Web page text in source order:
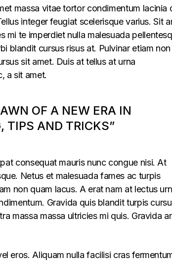
massa vitae tortor condimentum lacinia
integer feugiat scelerisque varius. Sit
te imperdiet nulla malesuada
blandit cursus risus at. Pulvinar etiam non
sit amet. Duis at tellus at urna
a sit amet.
OF A NEW ERA IN
TIPS AND TRICKS”
consequat mauris nunc congue nisi. At
Netus et malesuada fames ac turpis
non quam lacus. A erat nam at lectus
Gravida quis blandit turpis
massa massa ultricies mi quis. Gravida
eros. Aliquam nulla facilisi cras